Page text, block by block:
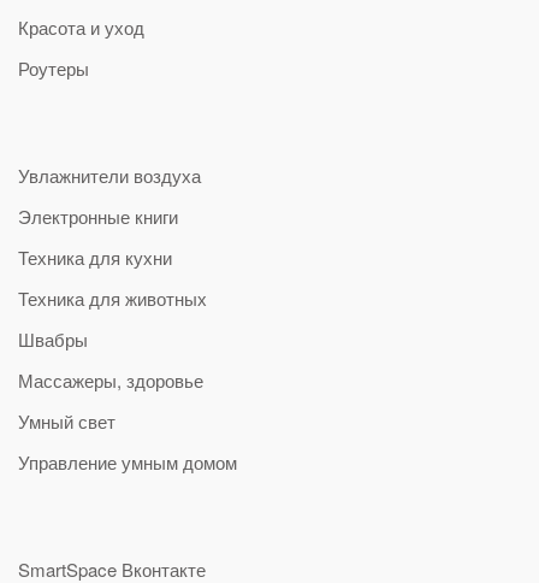
Красота и уход
Роутеры
Увлажнители воздуха
Электронные книги
Техника для кухни
Техника для животных
Швабры
Массажеры, здоровье
Умный свет
Управление умным домом
SmartSpace Вконтакте